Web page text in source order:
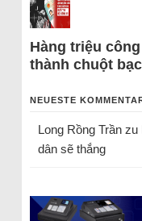
Hàng triệu
thành chuột
NEUESTE
Long Rồng Trầnzu
dân sẽ thắng